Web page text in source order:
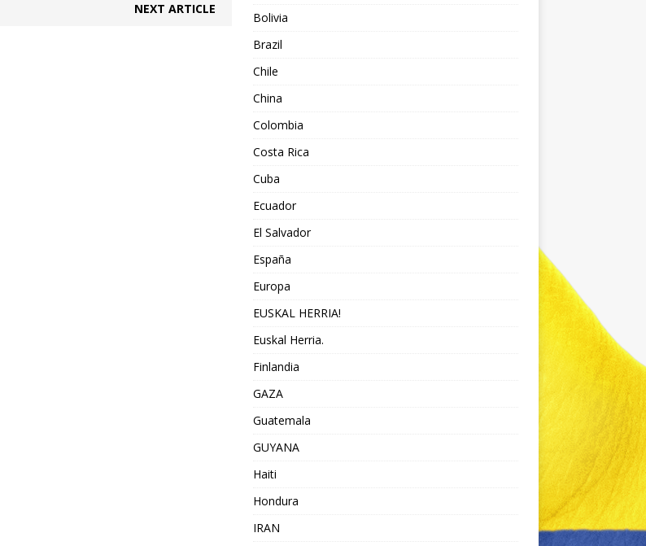
NEXT ARTICLE
Bolivia
Brazil
Chile
China
Colombia
Costa Rica
Cuba
Ecuador
El Salvador
España
Europa
EUSKAL HERRIA!
Euskal Herria.
Finlandia
GAZA
Guatemala
GUYANA
Haiti
Hondura
IRAN